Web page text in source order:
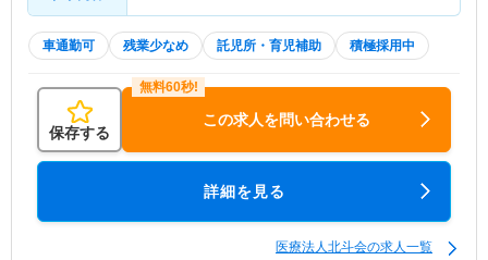
車通勤可 残業少なめ 託児所・育児補助 積極採用中
保存する
この求人を問い合わせる
詳細を見る
医療法人北斗会の求人一覧